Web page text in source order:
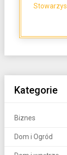
Kategorie
Biznes
Dom i Ogród